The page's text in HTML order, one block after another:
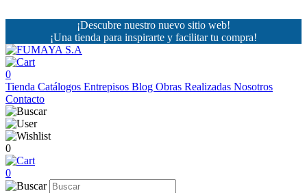
¡Descubre nuestro nuevo sitio web!
¡Una tienda para inspirarte y facilitar tu compra!
0
Tienda Catálogos Entrepisos Blog Obras Realizadas Nosotros
Contacto
0
0